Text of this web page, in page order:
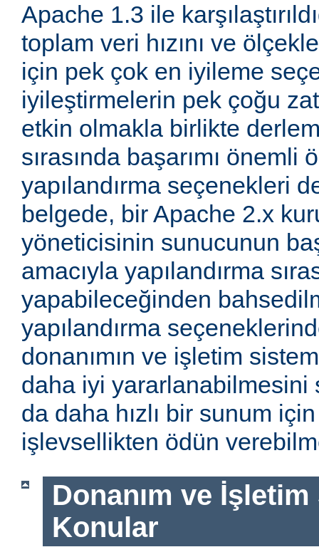
Apache 1.3 ile
toplam veri hızını ve
için pek çok en iyileme
iyileştirmelerin pek çoğu
etkin olmakla birlikte
sırasında başarımı
yapılandırma seçenekleri
belgede, bir Apache 2.x
yöneticisinin sunucunun
amacıyla yapılandırma
yapabileceğinden
yapılandırma
donanımın ve işletim
daha iyi yararlanabilmesini
da daha hızlı bir sunum
işlevsellikten ödün
Donanım ve
Konular